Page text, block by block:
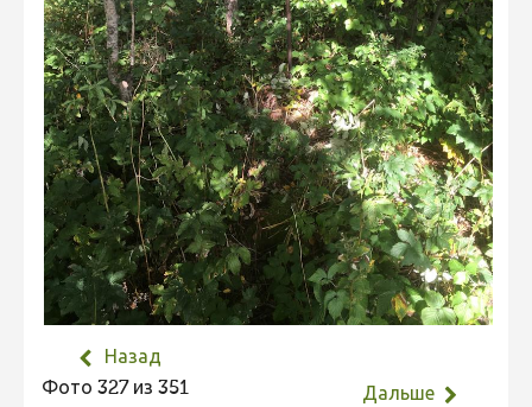
Видео 2023
Фотоконкурс 2022
Не учитываются 2022
Видео 2022
Фотоконкурс 2021
Видео 2021
Фотоконкурс 2020
Видео 2020
Фотоконкурс 2019
Назад
Фото 327 из 351
Дальше